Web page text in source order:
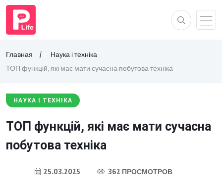
Главная
Наука і техніка
ТОП функцій, які має мати сучасна побутова техніка
НАУКА І ТЕХНІКА
ТОП функцій, які має мати сучасна
побутова техніка
25.03.2025 362 ПРОСМОТРОВ